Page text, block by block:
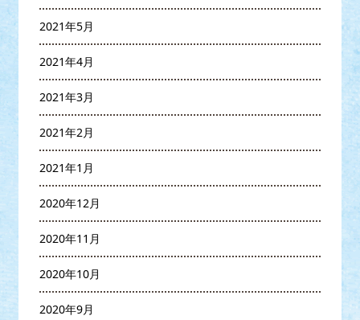
2021年5月
2021年4月
2021年3月
2021年2月
2021年1月
2020年12月
2020年11月
2020年10月
2020年9月